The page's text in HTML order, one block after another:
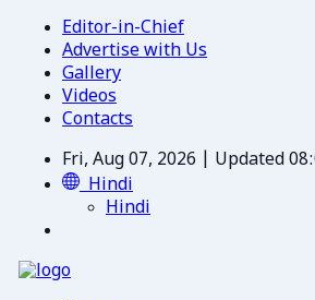
Editor-in-Chief
Advertise with Us
Gallery
Videos
Contacts
Fri, Aug 07, 2026 | Updated
Hindi
Hindi